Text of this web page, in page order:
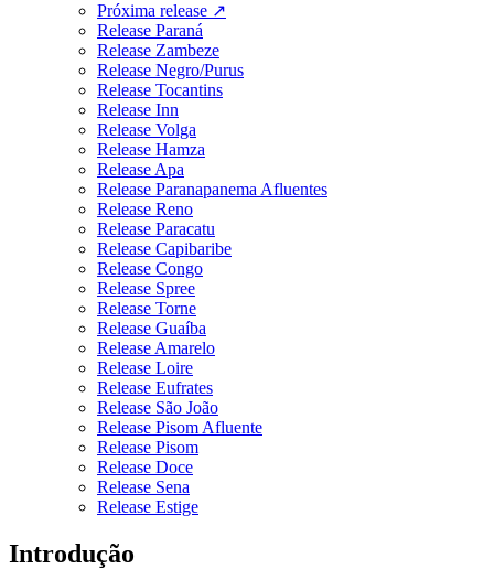
Próxima release ↗
Release Paraná
Release Zambeze
Release Negro/Purus
Release Tocantins
Release Inn
Release Volga
Release Hamza
Release Apa
Release Paranapanema Afluentes
Release Reno
Release Paracatu
Release Capibaribe
Release Congo
Release Spree
Release Torne
Release Guaíba
Release Amarelo
Release Loire
Release Eufrates
Release São João
Release Pisom Afluente
Release Pisom
Release Doce
Release Sena
Release Estige
Introdução